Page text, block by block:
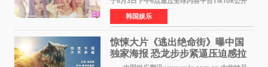
将于10日发行的迷你三辑《WhyKiiiKiii》主打歌
〈Pop Off Pop Off〉的挑战视频，率先公开部分
音源和亮
韩国娱乐
惊悚大片《逃出绝命街》曝中国
独家海报 恐龙步步紧逼压迫感拉